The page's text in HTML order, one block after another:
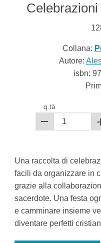
Collana:
Autore:
isbn:
q.tà
Una raccolta di
facili da organizzare in
grazie alla
sacerdote. Una festa
e camminare insieme
diventare perfetti